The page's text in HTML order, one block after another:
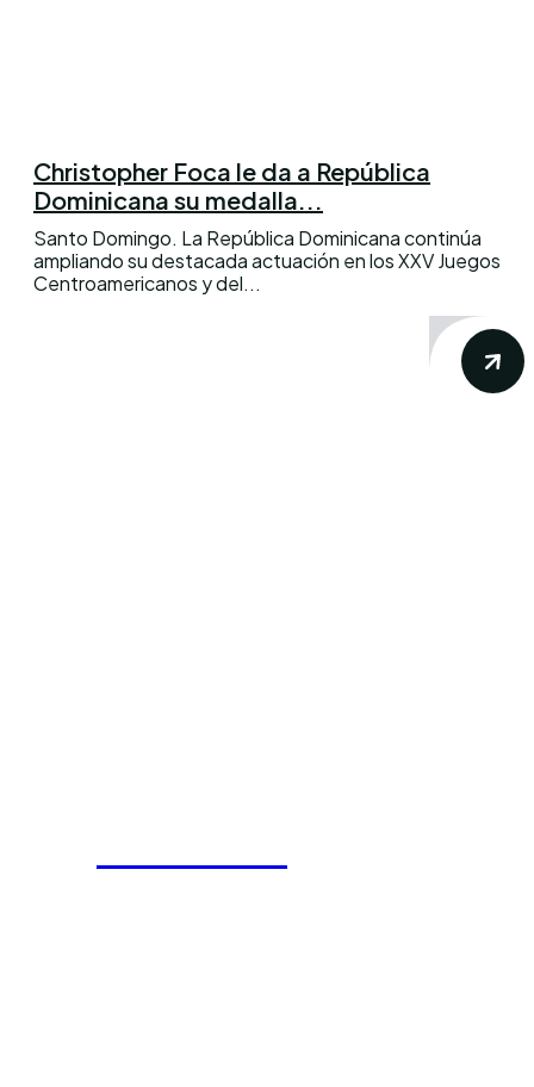
Christopher Foca le da a República
Dominicana su medalla...
Santo Domingo. La República Dominicana continúa
ampliando su destacada actuación en los XXV Juegos
Centroamericanos y del...